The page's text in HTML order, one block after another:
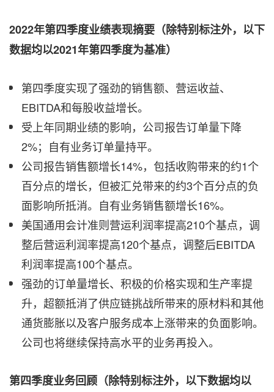
2022年第四季度业绩表现摘要（除特别标注外，以下
数据均以2021年第四季度为基准）
第四季度实现了强劲的销售额、营运收益、
EBITDA和每股收益增长。
受上年同期业绩的影响，公司报告订单量下降
2%；自有业务订单量持平。
公司报告销售额增长14%，包括收购带来的约1个
百分点的增长，但被汇兑带来的约3个百分点的负
面影响所抵消。自有业务销售额增长16%。
美国通用会计准则营运利润率提高210个基点，调
整后营运利润率提高120个基点，调整后EBITDA
利润率提高100个基点。
强劲的订单量增长、积极的价格实现和生产率提
升，超额抵消了供应链挑战所带来的原材料和其他
通货膨胀以及客户服务成本上涨带来的负面影响。
公司也将继续保持高水平的业务再投入。
第四季度业务回顾（除特别标注外，以下数据均以